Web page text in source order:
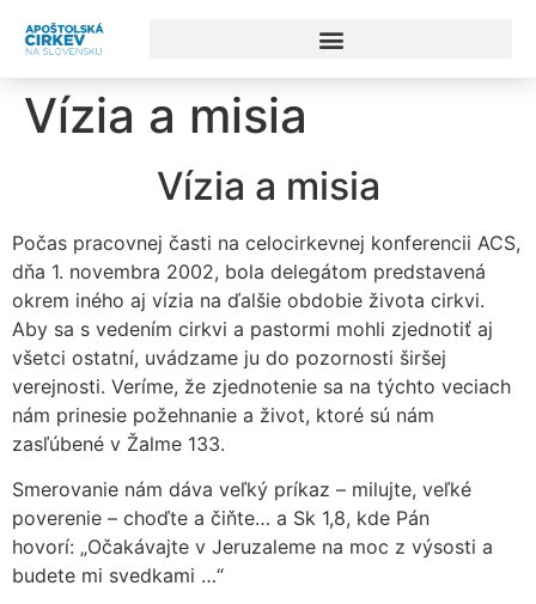
Vízia a misia
Vízia a misia
Počas pracovnej časti na celocirkevnej konferencii ACS,
dňa 1. novembra 2002, bola delegátom predstavená
okrem iného aj vízia na ďalšie obdobie života cirkvi.
Aby sa s vedením cirkvi a pastormi mohli zjednotiť aj
všetci ostatní, uvádzame ju do pozornosti širšej
verejnosti. Veríme, že zjednotenie sa na týchto veciach
nám prinesie požehnanie a život, ktoré sú nám
zasľúbené v Žalme 133.
Smerovanie nám dáva veľký príkaz – milujte, veľké
poverenie – choďte a čiňte… a Sk 1,8, kde Pán
hovorí: „Očakávajte v Jeruzaleme na moc z výsosti a
budete mi svedkami …“